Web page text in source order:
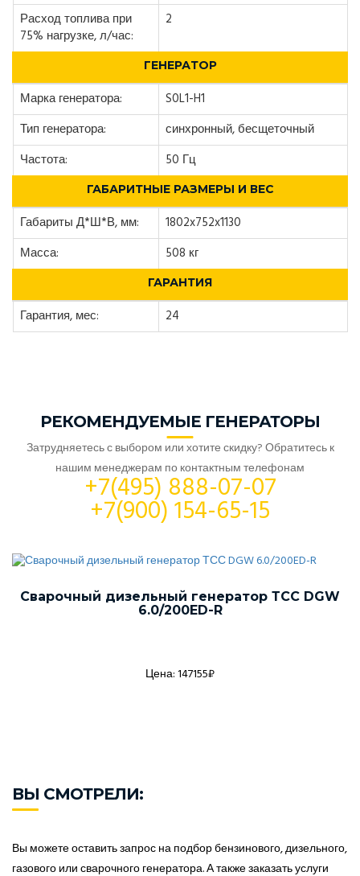
Расход топлива при
75% нагрузке, л/час:
2
ГЕНЕРАТОР
Марка генератора:
S0L1-H1
Тип генератора:
синхронный, бесщеточный
Частота:
50 Гц
ГАБАРИТНЫЕ РАЗМЕРЫ И ВЕС
Габариты Д*Ш*В, мм:
1802x752x1130
Масса:
508 кг
ГАРАНТИЯ
Гарантия, мес: 24
РЕКОМЕНДУЕМЫЕ ГЕНЕРАТОРЫ
Затрудняетесь с выбором или хотите скидку? Обратитесь к
нашим менеджерам по контактным телефонам
+7(495) 888-07-07
+7(900) 154-65-15
Сварочный дизельный генератор ТСС DGW
6.0/200ED-R
Цена: 147155₽
ВЫ СМОТРЕЛИ:
Вы можете оставить запрос на подбор бензинового, дизельного,
газового или сварочного генератора. А также заказать услуги